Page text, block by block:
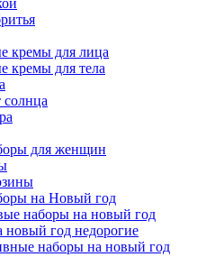
кремы для лица
кремы для тела
солнца
для женщин
на Новый год
наборы на новый год
год недорогие
наборы на новый год